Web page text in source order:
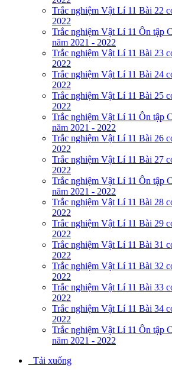
Trắc nghiệm Vật Lí 11 Bài 22
2022
Trắc nghiệm Vật Lí 11 Ôn tập
năm 2021 - 2022
Trắc nghiệm Vật Lí 11 Bài 23
2022
Trắc nghiệm Vật Lí 11 Bài 24
2022
Trắc nghiệm Vật Lí 11 Bài 25
2022
Trắc nghiệm Vật Lí 11 Ôn tập
năm 2021 - 2022
Trắc nghiệm Vật Lí 11 Bài 26
2022
Trắc nghiệm Vật Lí 11 Bài 27
2022
Trắc nghiệm Vật Lí 11 Ôn tập
năm 2021 - 2022
Trắc nghiệm Vật Lí 11 Bài 28
2022
Trắc nghiệm Vật Lí 11 Bài 29
2022
Trắc nghiệm Vật Lí 11 Bài 31
2022
Trắc nghiệm Vật Lí 11 Bài 32
2022
Trắc nghiệm Vật Lí 11 Bài 33
2022
Trắc nghiệm Vật Lí 11 Bài 34
2022
Trắc nghiệm Vật Lí 11 Ôn tập
năm 2021 - 2022
Tải xuống